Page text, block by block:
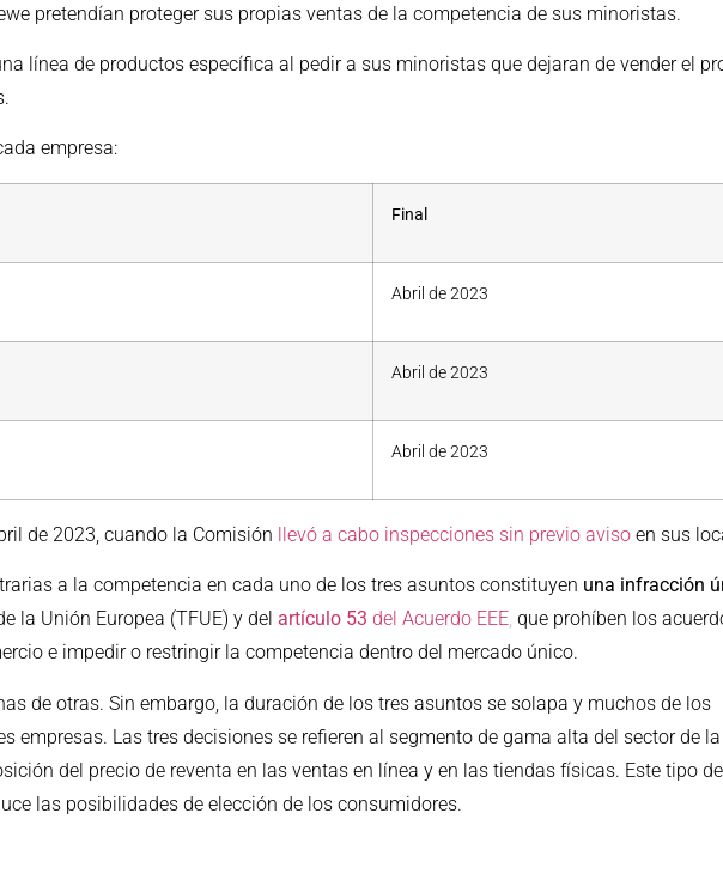
pretendían proteger sus propias ventas de la competencia de sus minoristas.
línea de productos específica al pedir a sus minoristas que dejaran de vender el
empresa:
Final
Abril de 2023
Abril de 2023
Abril de 2023
de 2023, cuando la Comisión llevó a cabo inspecciones sin previo aviso en sus
a la competencia en cada uno de los tres asuntos constituyen una infracción
la Unión Europea (TFUE) y del artículo 53 del Acuerdo EEE, que prohíben los
e impedir o restringir la competencia dentro del mercado único.
de otras. Sin embargo, la duración de los tres asuntos se solapa y muchos de los
Las tres decisiones se refieren al segmento de gama alta del sector de
del precio de reventa en las ventas en línea y en las tiendas físicas. Este tipo de
las posibilidades de elección de los consumidores.